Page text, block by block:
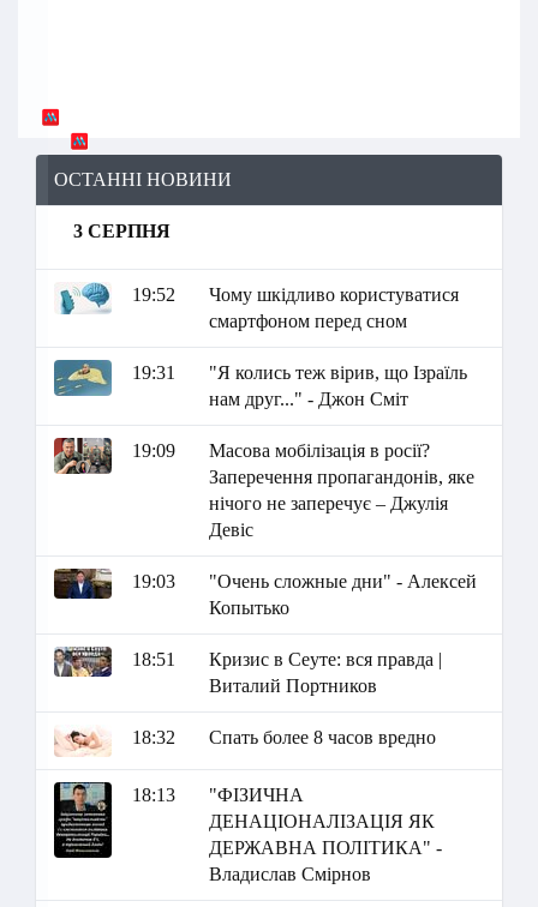
ОСТАННІ НОВИНИ
3 СЕРПНЯ
19:52
Чому шкідливо користуватися
смартфоном перед сном
19:31
"Я колись теж вірив, що Ізраїль
нам друг..." - Джон Сміт
19:09
Масова мобілізація в росії?
Заперечення пропагандонів, яке
нічого не заперечує – Джулія
Девіс
19:03
"Очень сложные дни" - Алексей
Копытько
18:51
Кризис в Сеуте: вся правда |
Виталий Портников
18:32 Спать более 8 часов вредно
18:13
"ФІЗИЧНА
ДЕНАЦІОНАЛІЗАЦІЯ ЯК
ДЕРЖАВНА ПОЛІТИКА" -
Владислав Смірнов